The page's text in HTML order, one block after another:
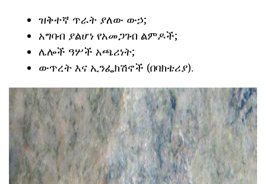
ዝቅተኛ ጥራት ያለው ውኃ;
አግባብ ያልሆነ የአመጋገብ ልምዶች;
ሌሎች ዓሦች አጫሪነት;
ውጥረት እና ኢንፌክሽኖች (በባክቴሪያ).